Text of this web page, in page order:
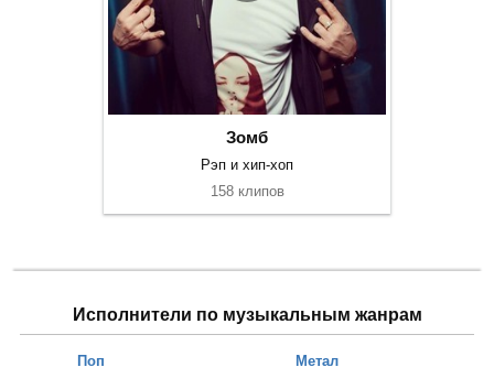
Зомб
Рэп и хип-хоп
158 клипов
Исполнители по музыкальным жанрам
Поп
Метал